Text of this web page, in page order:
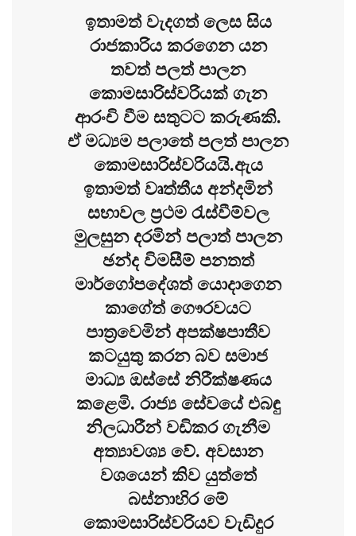
ඉතාමත් වැදගත් ලෙස සිය
රාජකාරිය කරගෙන යන
තවත් පලත් පාලන
කොමසාරිස්වරියක් ගැන
ආරංචි වීම සතුටට කරුණකි.
ඒ මධ්‍යම පලාතේ පලත් පාලන
කොමසාරිස්වරියයි.ඇය
ඉතාමත් වෘත්තීය අන්දමින්
සභාවල ප්‍රථම රැස්වීම්වල
මුලසුන දරමින් පලාත් පාලන
ඡන්ද විමසීම් පනතත්
මාර්ගෝපදේශත් යොදාගෙන
කාගේත් ගෞරවයට
පාත්‍රවෙමින් අපක්ෂපාතීව
කටයුතු කරන බව සමාජ
මාධ්‍ය ඔස්සේ නිරීක්ෂණය
කළෙමි. රාජ්‍ය සේවයේ එබඳු
නිලධාරීන් වඩිකර ගැනීම
අත්‍යාවශ්‍ය වේ. අවසාන
වශයෙන් කිව යුත්තේ
බස්නාහිර මේ
කොමසාරිස්වරියව වැඩිදුර